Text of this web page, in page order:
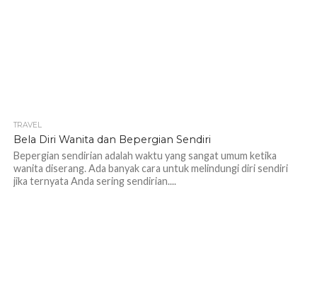
TRAVEL
Bela Diri Wanita dan Bepergian Sendiri
Bepergian sendirian adalah waktu yang sangat umum ketika
wanita diserang. Ada banyak cara untuk melindungi diri sendiri
jika ternyata Anda sering sendirian....